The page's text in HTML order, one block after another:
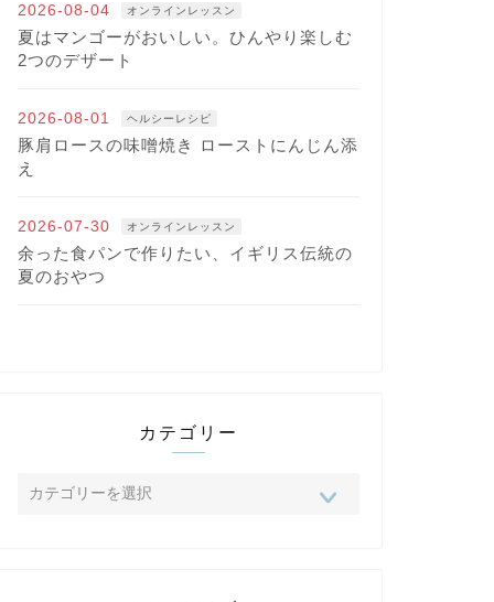
2026-08-04 オンラインレッスン
夏はマンゴーがおいしい。ひんやり楽しむ
2つのデザート
2026-08-01 ヘルシーレシピ
豚肩ロースの味噌焼き ローストにんじん添
え
2026-07-30 オンラインレッスン
余った食パンで作りたい、イギリス伝統の
夏のおやつ
カテゴリー